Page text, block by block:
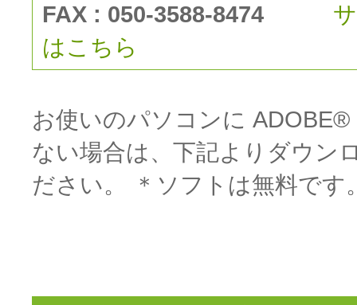
FAX : 050-3588-8474
はこちら
お使いのパソコンに
ない場合は、下記よりダウン
ださい。 ＊ソフトは無料です